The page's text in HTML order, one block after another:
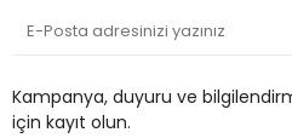
Kampanya, duyuru ve
için kayıt olun.